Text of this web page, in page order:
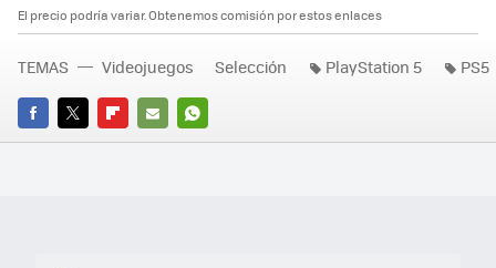
El precio podría variar. Obtenemos comisión por estos enlaces
FACEBOOK
TWITTERFLIPBOARD
E-
WHATSAPP
TEMAS Videojuegos Selección PlayStation 5 PS5